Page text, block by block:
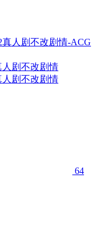
人剧不改剧情
人剧不改剧情
64